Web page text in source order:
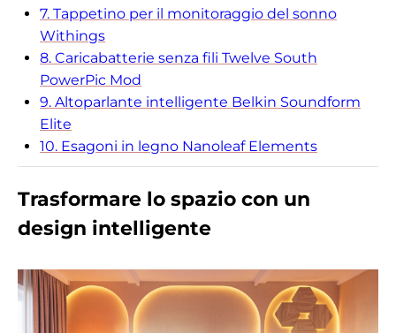
7. Tappetino per il monitoraggio del sonno
Withings
8. Caricabatterie senza fili Twelve South
PowerPic Mod
9. Altoparlante intelligente Belkin Soundform
Elite
10. Esagoni in legno Nanoleaf Elements
Trasformare lo spazio con un
design intelligente